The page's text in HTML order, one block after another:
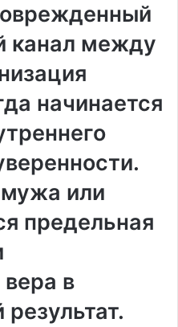
канал между
начинается
или
предельная
в